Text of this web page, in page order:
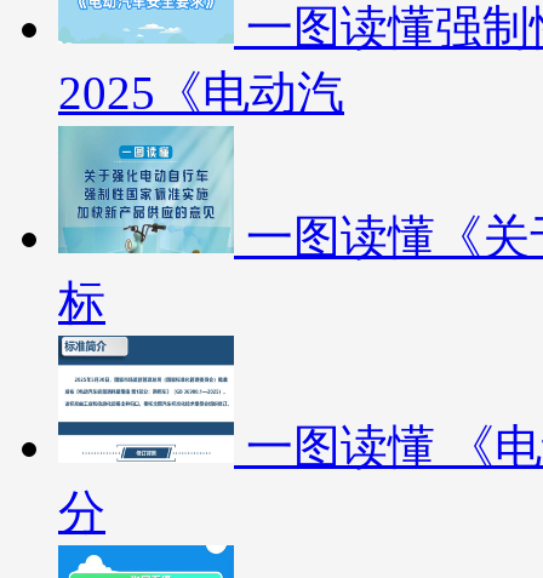
一图读懂强
2025《电动汽
一图读懂《
标
一图读懂 《
分